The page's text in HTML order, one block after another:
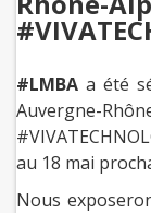
#LMBA a été
au 18 mai
Nous